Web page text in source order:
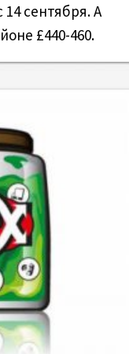
сентября. А
£440-460.